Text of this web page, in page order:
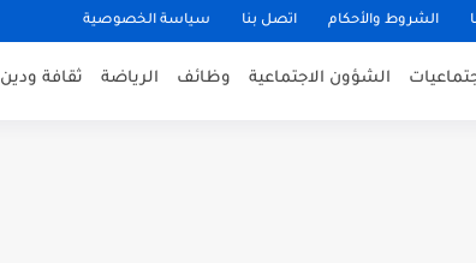
الشروط والأحكام اتصل بنا سياسة الخصوصية
الشؤون الاجتماعية وظائف الرياضة ثقافة ودين